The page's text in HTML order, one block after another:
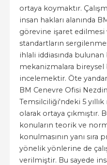
ortaya koymaktır.
insan hakları alanında
görevine işaret
standartların
ihlali iddiasında
mekanizmalara bireysel
incelemektir. Öte
BM Cenevre Ofisi
Temsilciliği'ndeki 5
olarak ortaya çıkmıştır.
konuların teorik ve
konulmasının yanı sıra
yönelik yönlerine de
verilmiştir. Bu sayede